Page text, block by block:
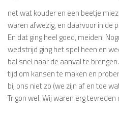
net wat kouder en een beetje
waren afwezig, en daarvoor in de
En dat ging heel goed, meiden!
wedstrijd ging het spel heen en
bal snel naar de aanval te
tijd om kansen te maken en
bij ons niet zo (we zijn af en toe
Trigon wel. Wij waren erg tevreden